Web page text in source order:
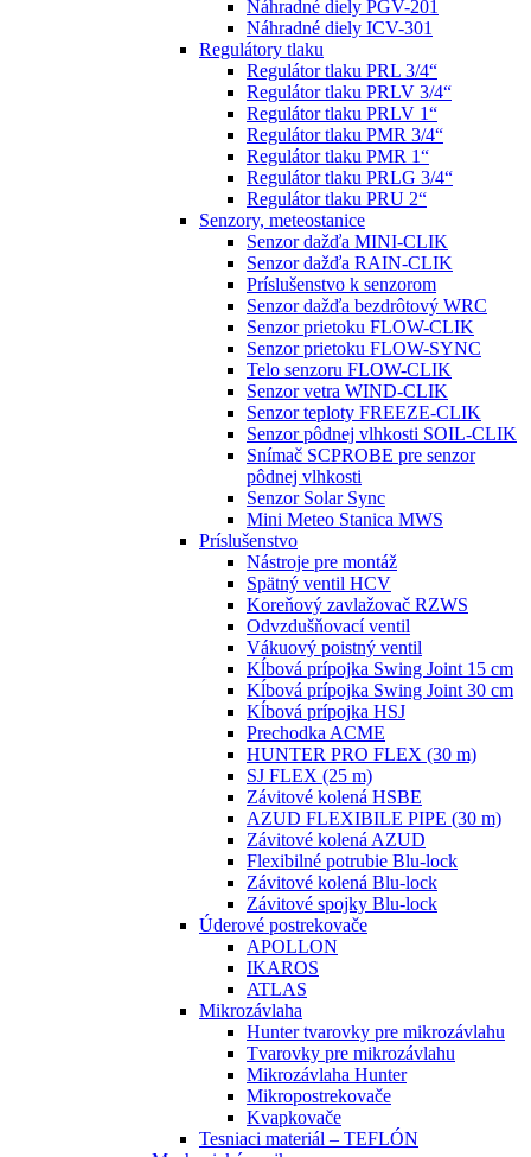
Náhradné diely PGV-201
Náhradné diely ICV-301
Regulátory tlaku
Regulátor tlaku PRL 3/4“
Regulátor tlaku PRLV 3/4“
Regulátor tlaku PRLV 1“
Regulátor tlaku PMR 3/4“
Regulátor tlaku PMR 1“
Regulátor tlaku PRLG 3/4“
Regulátor tlaku PRU 2“
Senzory, meteostanice
Senzor dažďa MINI-CLIK
Senzor dažďa RAIN-CLIK
Príslušenstvo k senzorom
Senzor dažďa bezdrôtový WRC
Senzor prietoku FLOW-CLIK
Senzor prietoku FLOW-SYNC
Telo senzoru FLOW-CLIK
Senzor vetra WIND-CLIK
Senzor teploty FREEZE-CLIK
Senzor pôdnej vlhkosti SOIL-CLIK
Snímač SCPROBE pre senzor
pôdnej vlhkosti
Senzor Solar Sync
Mini Meteo Stanica MWS
Príslušenstvo
Nástroje pre montáž
Spätný ventil HCV
Koreňový zavlažovač RZWS
Odvzdušňovací ventil
Vákuový poistný ventil
Kĺbová prípojka Swing Joint 15 cm
Kĺbová prípojka Swing Joint 30 cm
Kĺbová prípojka HSJ
Prechodka ACME
HUNTER PRO FLEX (30 m)
SJ FLEX (25 m)
Závitové kolená HSBE
AZUD FLEXIBILE PIPE (30 m)
Závitové kolená AZUD
Flexibilné potrubie Blu-lock
Závitové kolená Blu-lock
Závitové spojky Blu-lock
Úderové postrekovače
APOLLON
IKAROS
ATLAS
Mikrozávlaha
Hunter tvarovky pre mikrozávlahu
Tvarovky pre mikrozávlahu
Mikrozávlaha Hunter
Mikropostrekovače
Kvapkovače
Tesniaci materiál – TEFLÓN